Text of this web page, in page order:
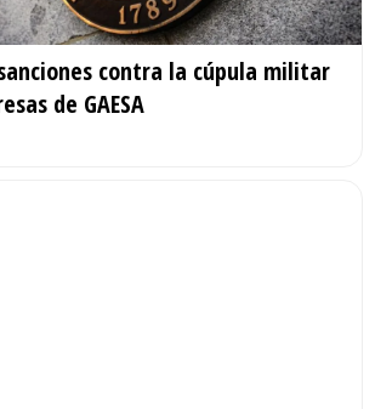
contra la cúpula militar
de GAESA